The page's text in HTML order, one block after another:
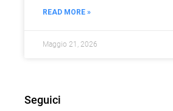
READ MORE »
Maggio 21, 2026
Seguici